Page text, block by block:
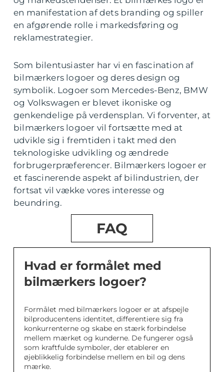
en manifestation af dets branding og spiller
en afgørende rolle i markedsføring og
reklamestrategier.
Som bilentusiaster har vi en fascination af
bilmærkers logoer og deres design og
symbolik. Logoer som Mercedes-Benz, BMW
og Volkswagen er blevet ikoniske og
genkendelige på verdensplan. Vi forventer, at
bilmærkers logoer vil fortsætte med at
udvikle sig i fremtiden i takt med den
teknologiske udvikling og ændrede
forbrugerpræferencer. Bilmærkers logoer er
et fascinerende aspekt af bilindustrien, der
fortsat vil vække vores interesse og
beundring.
FAQ
Hvad er formålet med
bilmærkers logoer?
Formålet med bilmærkers logoer er at afspejle
bilproducentens identitet, differentiere sig fra
konkurrenterne og skabe en stærk forbindelse
mellem mærket og kunderne. De fungerer også
som kraftfulde symboler, der etablerer en
øjeblikkelig forbindelse mellem en bil og dens
mærke.